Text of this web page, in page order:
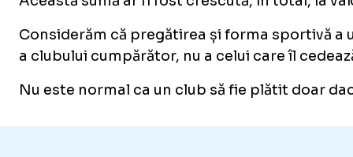
Considerăm că pregătirea și forma sportivă
a clubului cumpărător, nu a celui care îl
Nu este normal ca un club să fie plătit doar